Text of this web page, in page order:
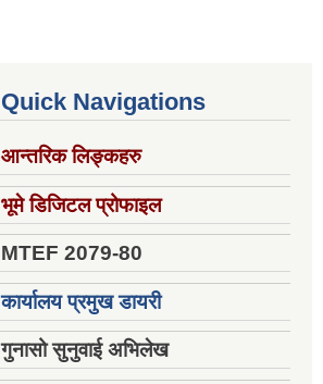
Quick Navigations
आन्तरिक लिङ्कहरु
भूमे डिजिटल प्रोफाइल
MTEF 2079-80
कार्यालय प्रमुख डायरी
गुनासो सुनुवाई अभिलेख